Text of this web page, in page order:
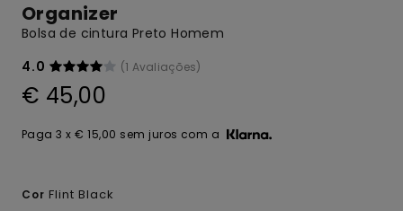
Organizer
Bolsa de cintura Preto Homem
4.0
(1 Avaliações)
€ 45,00
Paga 3 x € 15,00 sem juros com a
Cor Flint Black